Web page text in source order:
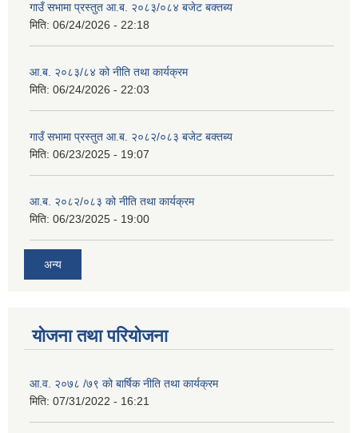
गाउँ सभामा प्रस्तुत आ.ब. २०८३/०८४ बजेट बक्तब्य
मिति: 06/24/2026 - 22:18
आ.ब. २०८३/८४ को नीति तथा कार्यक्रम
मिति: 06/24/2026 - 22:03
गाउँ सभामा प्रस्तुत आ.ब. २०८२/०८३ बजेट बक्तब्य
मिति: 06/23/2025 - 19:07
आ.ब. २०८२/०८३ को नीति तथा कार्यक्रम
मिति: 06/23/2025 - 19:00
अन्य
योजना तथा परियोजना
आ.व. २०७८ /७९ को बार्षिक नीति तथा कार्यक्रम
मिति: 07/31/2022 - 16:21